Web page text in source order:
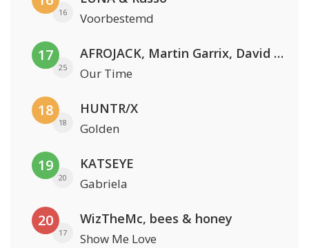
16 Voorbestemd
17
25
AFROJACK, Martin Garrix, David Guetta & Amél
Our Time
18
18
HUNTR/X
Golden
19
20
KATSEYE
Gabriela
20
17
WizTheMc, bees & honey
Show Me Love